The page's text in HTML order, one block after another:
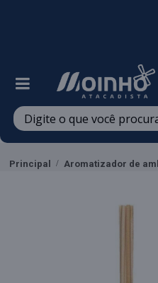
Principal Aromatizador de